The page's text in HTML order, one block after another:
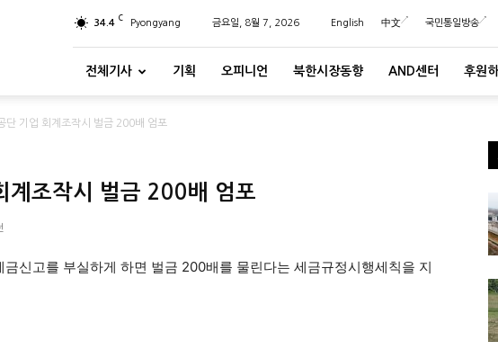
34.4 C Pyongyang 금요일, 8월 7, 2026 English 中文 국민통일방송
전체기사 기획 오피니언 북한시장동향 AND센터 후원하
단 기업 회계조작시 벌금 200배 엄포
계조작시 벌금 200배 엄포
신고를 부실하게 하면 벌금 200배를 물린다는 세금규정시행세칙을 지